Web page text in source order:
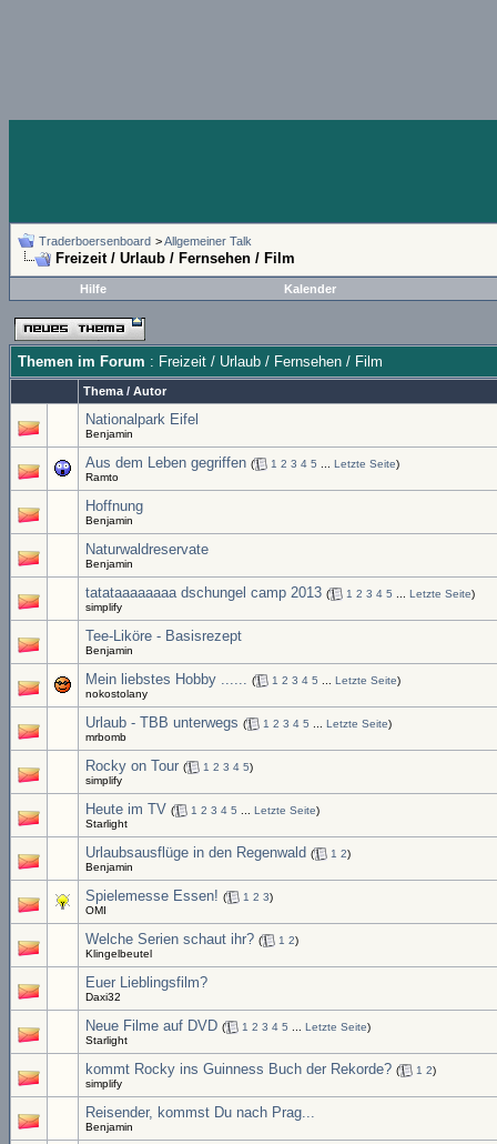
Traderboersenboard >Allgemeiner Talk
Freizeit / Urlaub / Fernsehen / Film
Hilfe Kalender
Themen im Forum : Freizeit / Urlaub / Fernsehen / Film
Thema / Autor
Nationalpark Eifel
Benjamin
Aus dem Leben gegriffen ( 1 2 3 4 5 Letzte Seite)
Ramto
Hoffnung
Benjamin
Naturwaldreservate
Benjamin
tatataaaaaaaa dschungel camp 2013 ( 1 2 3 4 5 Letzte Seite)
simplify
Tee-Liköre - Basisrezept
Benjamin
Mein liebstes Hobby ...... ( 1 2 3 4 5 Letzte Seite)
nokostolany
Urlaub - TBB unterwegs ( 1 2 3 4 5 Letzte Seite)
mrbomb
Rocky on Tour ( 1 2 3 4 5)
simplify
Heute im TV ( 1 2 3 4 5 Letzte Seite)
Starlight
Urlaubsausflüge in den Regenwald ( 1 2)
Benjamin
Spielemesse Essen! ( 1 2 3)
OMI
Welche Serien schaut ihr? ( 1 2)
Klingelbeutel
Euer Lieblingsfilm?
Daxi32
Neue Filme auf DVD ( 1 2 3 4 5 Letzte Seite)
Starlight
kommt Rocky ins Guinness Buch der Rekorde? ( 1 2)
simplify
Reisender, kommst Du nach Prag...
Benjamin